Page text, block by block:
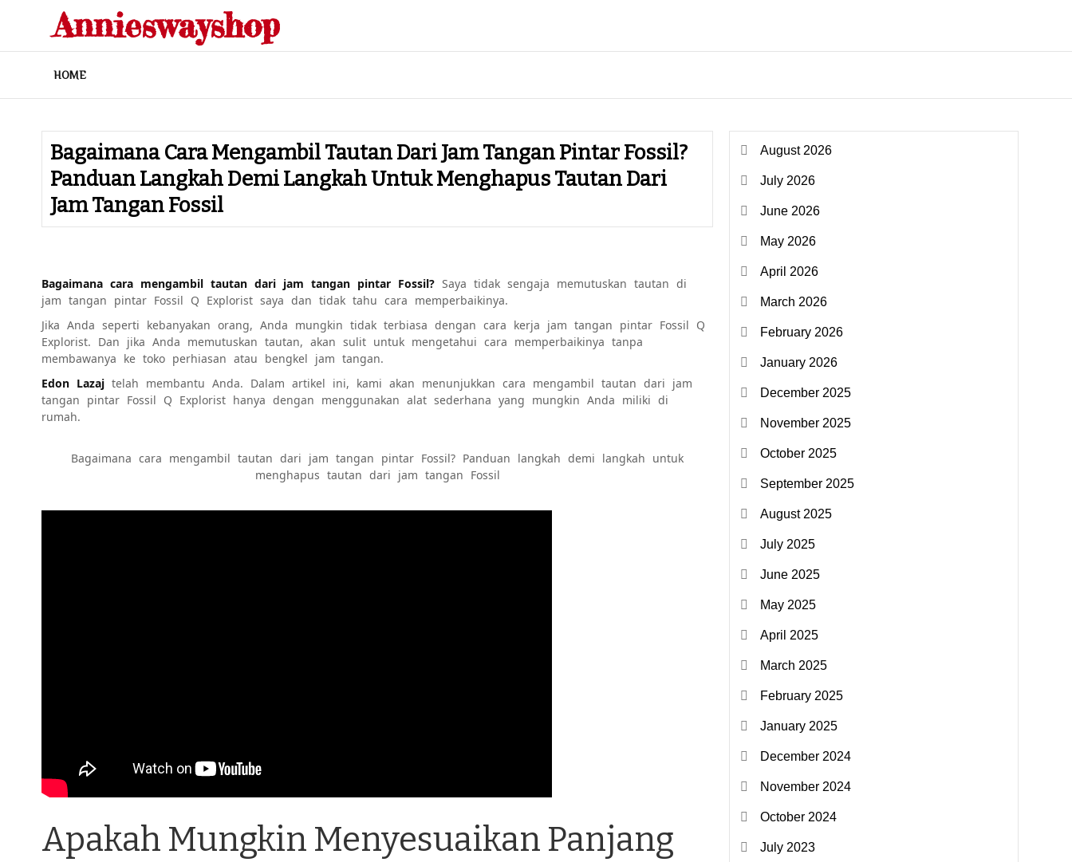
content
Annieswayshop
HOME
Bagaimana Cara Mengambil Tautan Dari Jam Tangan Pintar Fossil?
Panduan Langkah Demi Langkah Untuk Menghapus Tautan Dari
Jam Tangan Fossil
Bagaimana cara mengambil tautan dari jam tangan pintar Fossil? Saya tidak sengaja memutuskan tautan di
jam tangan pintar Fossil Q Explorist saya dan tidak tahu cara memperbaikinya.
Jika Anda seperti kebanyakan orang, Anda mungkin tidak terbiasa dengan cara kerja jam tangan pintar Fossil Q
Explorist. Dan jika Anda memutuskan tautan, akan sulit untuk mengetahui cara memperbaikinya tanpa
membawanya ke toko perhiasan atau bengkel jam tangan.
Edon Lazaj telah membantu Anda. Dalam artikel ini, kami akan menunjukkan cara mengambil tautan dari jam
tangan pintar Fossil Q Explorist hanya dengan menggunakan alat sederhana yang mungkin Anda miliki di
rumah.
Bagaimana cara mengambil tautan dari jam tangan pintar Fossil? Panduan langkah demi langkah untuk
menghapus tautan dari jam tangan Fossil
Apakah Mungkin Menyesuaikan Panjang
August 2026
July 2026
June 2026
May 2026
April 2026
March 2026
February 2026
January 2026
December 2025
November 2025
October 2025
September 2025
August 2025
July 2025
June 2025
May 2025
April 2025
March 2025
February 2025
January 2025
December 2024
November 2024
October 2024
July 2023